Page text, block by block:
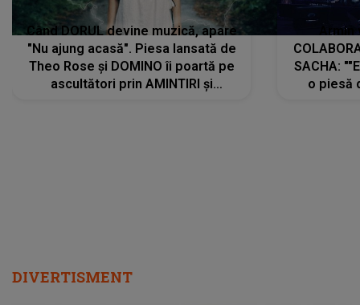
Când DORUL devine muzică, apare
"Nu ajung acasă". Piesa lansată de
Theo Rose și DOMINO îi poartă pe
ascultători prin AMINTIRI și
SACHA:
o piesă
DIVERTISMENT